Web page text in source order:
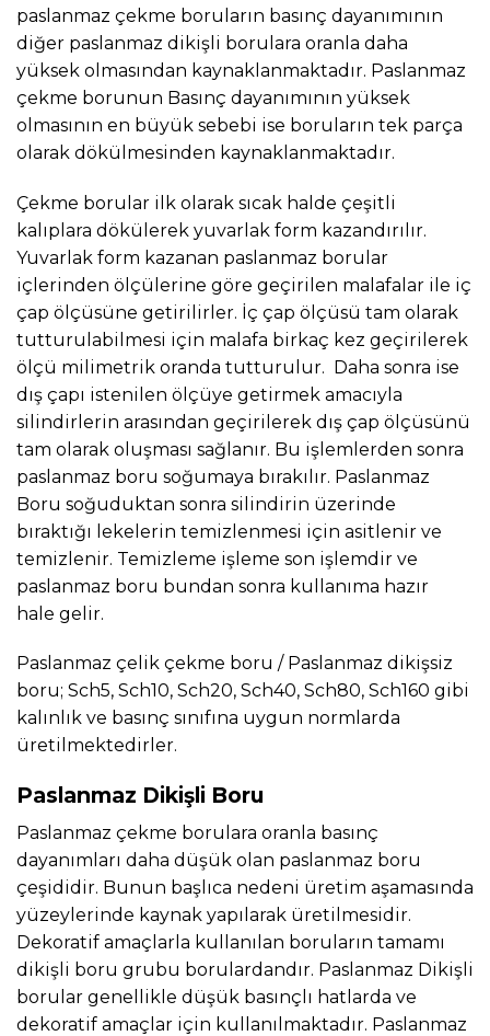
paslanmaz çekme boruların basınç dayanımının
diğer paslanmaz dikişli borulara oranla daha
yüksek olmasından kaynaklanmaktadır. Paslanmaz
çekme borunun Basınç dayanımının yüksek
olmasının en büyük sebebi ise boruların tek parça
olarak dökülmesinden kaynaklanmaktadır.
Çekme borular ilk olarak sıcak halde çeşitli
kalıplara dökülerek yuvarlak form kazandırılır.
Yuvarlak form kazanan paslanmaz borular
içlerinden ölçülerine göre geçirilen malafalar ile iç
çap ölçüsüne getirilirler. İç çap ölçüsü tam olarak
tutturulabilmesi için malafa birkaç kez geçirilerek
ölçü milimetrik oranda tutturulur. Daha sonra ise
dış çapı istenilen ölçüye getirmek amacıyla
silindirlerin arasından geçirilerek dış çap ölçüsünü
tam olarak oluşması sağlanır. Bu işlemlerden sonra
paslanmaz boru soğumaya bırakılır. Paslanmaz
Boru soğuduktan sonra silindirin üzerinde
bıraktığı lekelerin temizlenmesi için asitlenir ve
temizlenir. Temizleme işleme son işlemdir ve
paslanmaz boru bundan sonra kullanıma hazır
hale gelir.
Paslanmaz çelik çekme boru / Paslanmaz dikişsiz
boru; Sch5, Sch10, Sch20, Sch40, Sch80, Sch160 gibi
kalınlık ve basınç sınıfına uygun normlarda
üretilmektedirler.
Paslanmaz Dikişli Boru
Paslanmaz çekme borulara oranla basınç
dayanımları daha düşük olan paslanmaz boru
çeşididir. Bunun başlıca nedeni üretim aşamasında
yüzeylerinde kaynak yapılarak üretilmesidir.
Dekoratif amaçlarla kullanılan boruların tamamı
dikişli boru grubu borulardandır. Paslanmaz Dikişli
borular genellikle düşük basınçlı hatlarda ve
dekoratif amaçlar için kullanılmaktadır. Paslanmaz